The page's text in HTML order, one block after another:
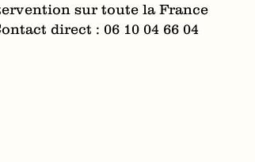
sur toute la France
direct : 06 10 04 66 04